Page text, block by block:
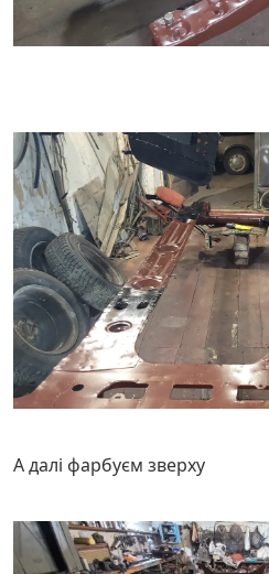
А далі фарбуєм зверху